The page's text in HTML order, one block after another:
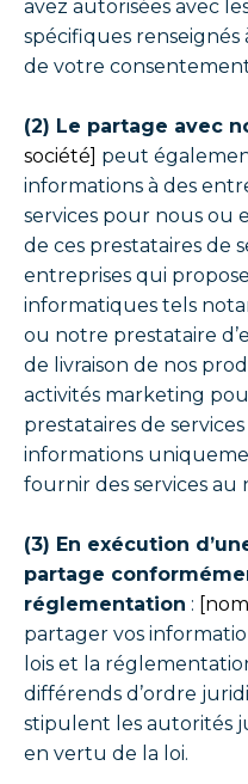
avez autorisées avec
spécifiques renseignés
de votre
(2) Le partage avec
société] peut
informations à des
services pour nous ou
de ces prestataires de
entreprises qui
informatiques tels
ou notre prestataire
de livraison de nos
activités marketing
prestataires de
informations
fournir des services au
(3) En exécution
partage
réglementation :
partager vos
lois et la
différends d’ordre
stipulent les autorités
en vertu de la loi.